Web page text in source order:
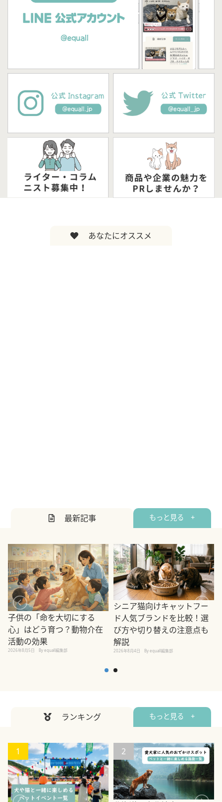
あなたにオススメ
最新記事 もっと見る +
子供の「命を大切にする
心」はどう育つ？動物介在
活動の効果
2026年8月5日 By equall編集部
シニア猫向けキャットフー
ド人気ブランドを比較！選
び方や切り替えの注意点も
解説
2026年8月4日 By equall編集部
ランキング もっと見る +
1 2